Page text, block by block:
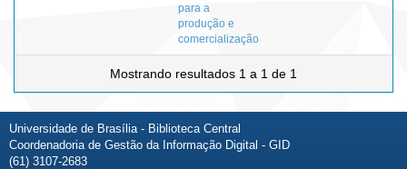
para a
produção e
comercialização
Mostrando resultados 1 a 1 de 1
Universidade de Brasília - Biblioteca Central
Coordenadoria de Gestão da Informação Digital - GID
(61) 3107-2683